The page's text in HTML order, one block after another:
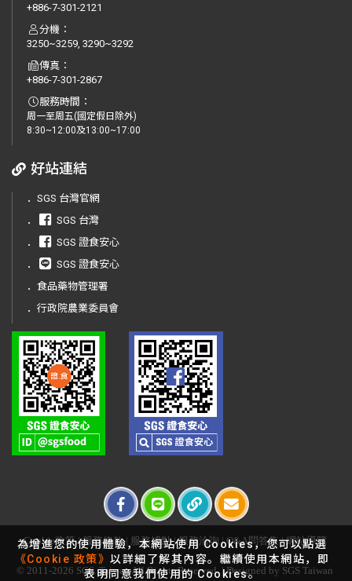
+886-7-301-2121
分機：
3250~3259, 3290~3292
傳真：
+886-7-301-2867
服務時間：
周一至周五(國定假日除外)
8:30~12:00及13:00~17:00
好站連結
． SGS 台灣官網
．
SGS 台灣
．
SGS 證食安心
．
SGS 證食安心
． 食品藥物管理署
． 行政院農業委員會
Cookie政策 |服務條款 | 服務據點 |服務洽詢 |Q&A問答集 |網站導覽
© 2011-2026 SGS. Taiwan All Rights Reserved. | Designed by SGS Taiwan
為增進您的使用體驗，本網站使用 Cookies，您可以點選
《Cookie 政策》以詳細了解其內容。繼續使用本網站，即
表明同意我們使用的 Cookies。